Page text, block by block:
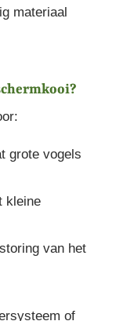
materiaal
grote vogels
kleine
van het
of